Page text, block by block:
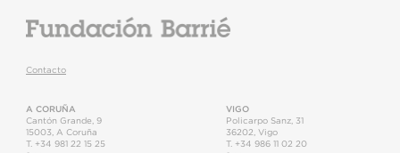
Contacto
A CORUÑA
Cantón Grande, 9
15003
A Coruña
T. +34 981 22 15 25
VIGO
Policarpo Sanz, 31
36202 Vigo
T. +34 986 11 02 20